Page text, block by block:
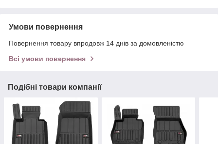
Умови повернення
Повернення товару впродовж 14 днів за домовленістю
Всі умови повернення
Подібні товари компанії